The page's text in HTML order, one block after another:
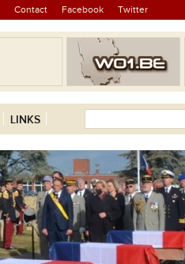
Contact Facebook Twitter
LINKS